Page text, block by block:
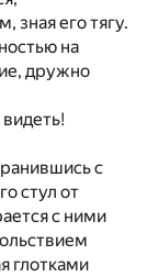
зная его тягу.
на
дружно
с
стул от
с ними
глотками